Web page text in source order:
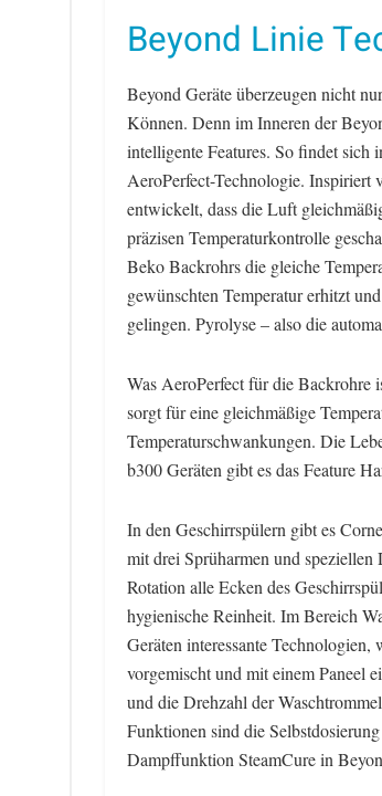
Beyond Linie
Beyond Geräte überzeugen nicht
Können. Denn im Inneren der
intelligente Features. So findet sich
AeroPerfect-Technologie. Inspiriert
entwickelt, dass die Luft
präzisen Temperaturkontrolle
Beko Backrohrs die gleiche
gewünschten Temperatur erhitzt
gelingen. Pyrolyse – also die
Was AeroPerfect für die
sorgt für eine gleichmäßige
Temperaturschwankungen. Die
b300 Geräten gibt es das Feature
In den Geschirrspülern gibt es
mit drei Sprüharmen und speziellen
Rotation alle Ecken des
hygienische Reinheit. Im Bereich
Geräten interessante
vorgemischt und mit einem Paneel
und die Drehzahl der
Funktionen sind die
Dampffunktion SteamCure in